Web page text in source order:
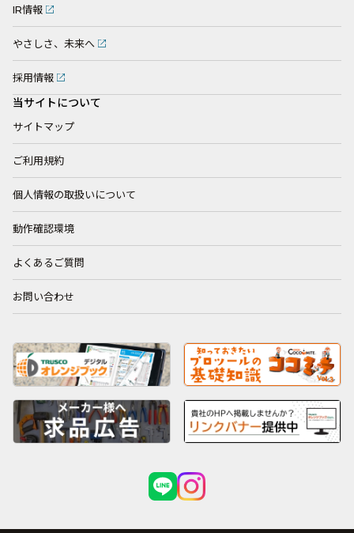
IR情報
やさしさ、未来へ
採用情報
当サイトについて
サイトマップ
ご利用規約
個人情報の取扱いについて
動作確認環境
よくあるご質問
お問い合わせ